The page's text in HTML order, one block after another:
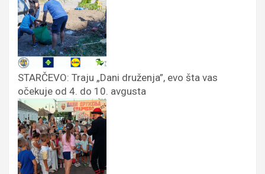
STARČEVO: Traju „Dani druženja”, evo šta vas
očekuje od 4. do 10. avgusta